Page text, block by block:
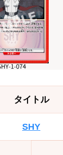
タイトル
SHY